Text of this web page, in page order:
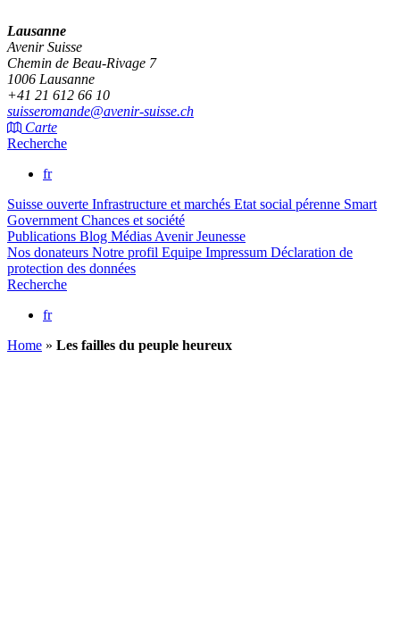
Lausanne
Avenir Suisse
Chemin de Beau-Rivage 7
1006 Lausanne
+41 21 612 66 10
suisseromande@avenir-suisse.ch
Carte
Recherche
fr
Suisse ouverte Infrastructure et marchés Etat social pérenne Smart
Government Chances et société
Publications Blog Médias Avenir Jeunesse
Nos donateurs Notre profil Equipe Impressum Déclaration de
protection des données
Recherche
fr
Home » Les failles du peuple heureux